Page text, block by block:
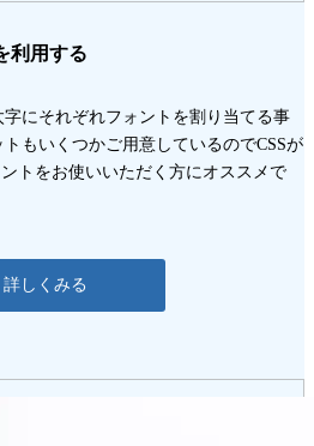
利用する
にそれぞれフォントを割り当てる事
もいくつかご用意しているのでCSSが
トをお使いいただく方にオススメで
詳しくみる